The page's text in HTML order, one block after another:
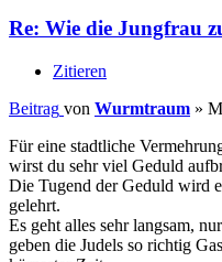
Re: Wie die Jungfrau
Zitieren
Beitrag von Wurmtraum »
Für eine stadtliche
wirst du sehr viel Geduld
Die Tugend der Geduld wird
gelehrt.
Es geht alles sehr langsam,
geben die Judels so richtig